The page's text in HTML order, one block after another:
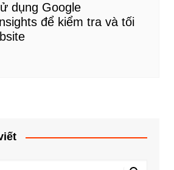
dụng Google
để kiểm tra và tối